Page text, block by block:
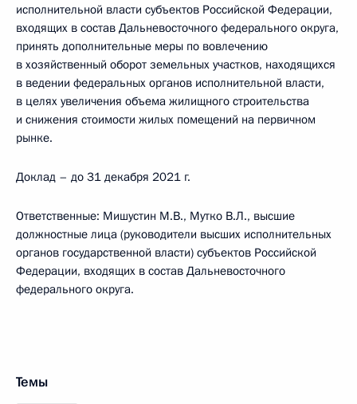
исполнительной власти субъектов Российской Федерации,
входящих в состав Дальневосточного федерального округа,
принять дополнительные меры по вовлечению
в хозяйственный оборот земельных участков, находящихся
в ведении федеральных органов исполнительной власти,
в целях увеличения объема жилищного строительства
и снижения стоимости жилых помещений на первичном
рынке.
Доклад – до 31 декабря 2021 г.
Ответственные: Мишустин М.В., Мутко В.Л., высшие
должностные лица (руководители высших исполнительных
органов государственной власти) субъектов Российской
Федерации, входящих в состав Дальневосточного
федерального округа.
Темы